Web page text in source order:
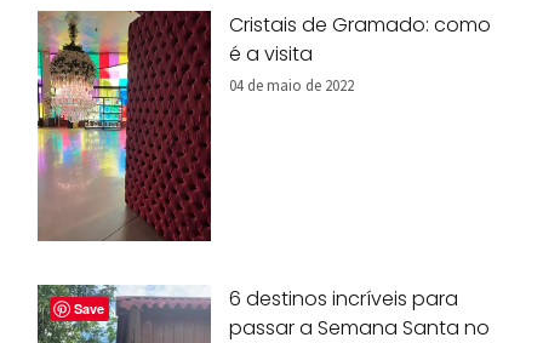
Cristais de Gramado: como
é a visita
04 de maio de 2022
6 destinos incríveis para
passar a Semana Santa no
Save